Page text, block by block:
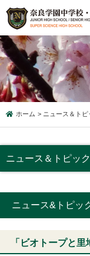
ホーム ニュース＆トピ
ニュース＆トピッ
ニュース&トピッ
「ビオトープと